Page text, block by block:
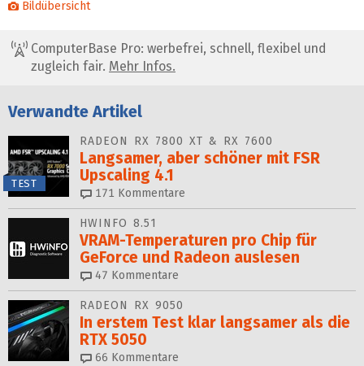
Bildübersicht
ComputerBase Pro: werbefrei, schnell, flexibel und
zugleich fair. Mehr Infos.
Verwandte Artikel
TEST
RADEON RX 7800 XT & RX 7600
Langsamer, aber schöner mit FSR
Upscaling 4.1
171 Kommentare
HWINFO 8.51
VRAM-Temperaturen pro Chip für
GeForce und Radeon auslesen
47 Kommentare
RADEON RX 9050
In erstem Test klar langsamer als die
RTX 5050
66 Kommentare